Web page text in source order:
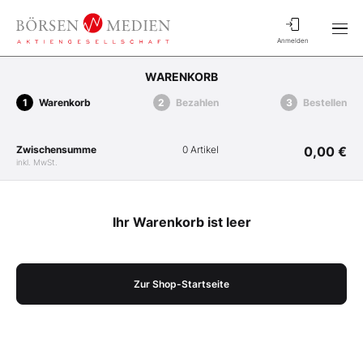
Anmelden
WARENKORB
Warenkorb Bezahlen Bestellen
Zwischensumme
inkl. MwSt.
0 Artikel 0,00 €
Ihr Warenkorb ist leer
Zur Shop-Startseite